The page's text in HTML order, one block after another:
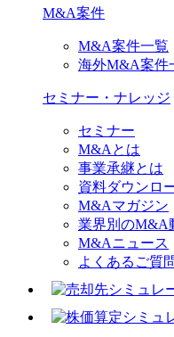
M&A案件
M&A案件一覧
海外M&A案件
セミナー・ナレッジ
セミナー
M&Aとは
事業承継とは
資料ダウンロ
M&Aマガジン
業界別のM&A
M&Aニュース
よくあるご質